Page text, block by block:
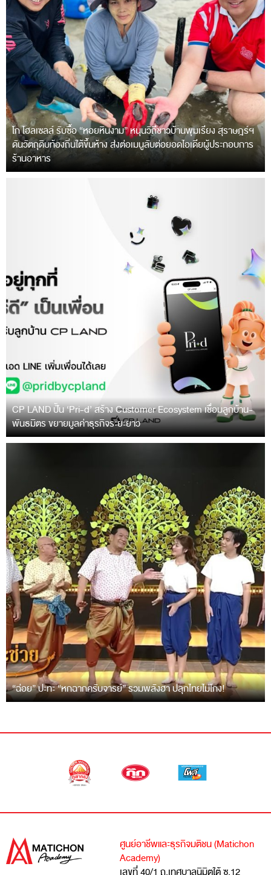
โก โฮลเซลล์ รับซื้อ “หอยหินงาม” หนุนวิถีชาวบ้านพุมเรียง สุราษฎร์ฯ
ดันวัตถุดิบท้องถิ่นใต้ขึ้นห้าง ส่งต่อเมนูลับต่อยอดไอเดียผู้ประกอบการ
ร้านอาหาร
CP LAND ปั้น ‘Pri-d’ สร้าง Customer Ecosystem เชื่อมลูกบ้าน-
พันธมิตร ขยายมูลค่าธุรกิจระยะยาว
“ฉ่อย” ปะทะ “หกฉากครับจารย์” รวมพลังฮา ปลุกไทยไม่โกง!
ศูนย์อาชีพและธุรกิจมติชน (Matichon
Academy)
เลขที่ 40/1 ถ.เทศบาลนิมิตใต้ ซ.12